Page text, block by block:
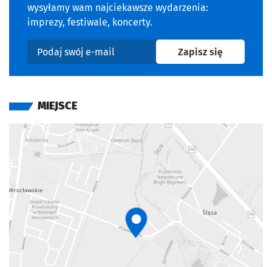
wysyłamy wam najciekawsze wydarzenia:
imprezy, festiwale, koncerty.
Podaj swój e-mail
Zapisz sięna
MIEJSCE